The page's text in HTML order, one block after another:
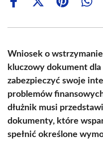
Share
Share
(Twitter)
Share
Wniosek o
kluczowy dokument
zabezpieczyć swoje
problemów
dłużnik musi
dokumenty, które
spełnić określone